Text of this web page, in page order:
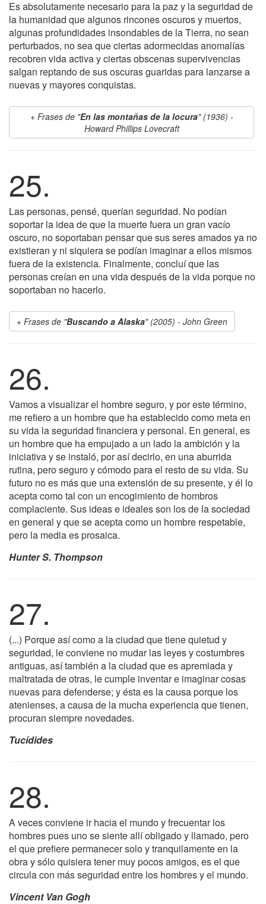
Es absolutamente necesario para la paz y la seguridad de
la humanidad que algunos rincones oscuros y muertos,
algunas profundidades insondables de la Tierra, no sean
perturbados, no sea que ciertas adormecidas anomalías
recobren vida activa y ciertas obscenas supervivencias
salgan reptando de sus oscuras guaridas para lanzarse a
nuevas y mayores conquistas.
Frases de "En las montañas de la locura" (1936) -
Howard Phillips Lovecraft
25.
Las personas, pensé, querían seguridad. No podían
soportar la idea de que la muerte fuera un gran vacío
oscuro, no soportaban pensar que sus seres amados ya no
existieran y ni siquiera se podían imaginar a ellos mismos
fuera de la existencia. Finalmente, concluí que las
personas creían en una vida después de la vida porque no
soportaban no hacerlo.
Frases de "Buscando a Alaska" (2005) - John Green
26.
Vamos a visualizar el hombre seguro, y por este término,
me refiero a un hombre que ha establecido como meta en
su vida la seguridad financiera y personal. En general, es
un hombre que ha empujado a un lado la ambición y la
iniciativa y se instaló, por así decirlo, en una aburrida
rutina, pero seguro y cómodo para el resto de su vida. Su
futuro no es más que una extensión de su presente, y él lo
acepta como tal con un encogimiento de hombros
complaciente. Sus ideas e ideales son los de la sociedad
en general y que se acepta como un hombre respetable,
pero la media es prosaica.
Hunter S. Thompson
27.
(...) Porque así como a la ciudad que tiene quietud y
seguridad, le conviene no mudar las leyes y costumbres
antiguas, así también a la ciudad que es apremiada y
maltratada de otras, le cumple inventar e imaginar cosas
nuevas para defenderse; y ésta es la causa porque los
atenienses, a causa de la mucha experiencia que tienen,
procuran siempre novedades.
Tucídides
28.
A veces conviene ir hacia el mundo y frecuentar los
hombres pues uno se siente allí obligado y llamado, pero
el que prefiere permanecer solo y tranquilamente en la
obra y sólo quisiera tener muy pocos amigos, es el que
circula con más seguridad entre los hombres y el mundo.
Vincent Van Gogh